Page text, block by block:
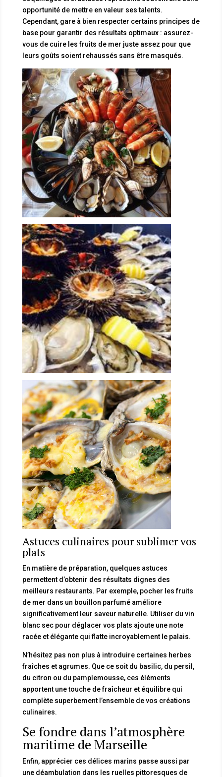
opportunité de mettre en valeur ses talents.
Cependant, gare à bien respecter certains principes de
base pour garantir des résultats optimaux : assurez-
vous de cuire les fruits de mer juste assez pour que
leurs goûts soient rehaussés sans être masqués.
Astuces culinaires pour sublimer vos
plats
En matière de préparation, quelques astuces
permettent d’obtenir des résultats dignes des
meilleurs restaurants. Par exemple, pocher les fruits
de mer dans un bouillon parfumé améliore
significativement leur saveur naturelle. Utiliser du vin
blanc sec pour déglacer vos plats ajoute une note
racée et élégante qui flatte incroyablement le palais.
N’hésitez pas non plus à introduire certaines herbes
fraîches et agrumes. Que ce soit du basilic, du persil,
du citron ou du pamplemousse, ces éléments
apportent une touche de fraîcheur et équilibre qui
complète superbement l’ensemble de vos créations
culinaires.
Se fondre dans l’atmosphère
maritime de Marseille
Enfin, apprécier ces délices marins passe aussi par
une déambulation dans les ruelles pittoresques de